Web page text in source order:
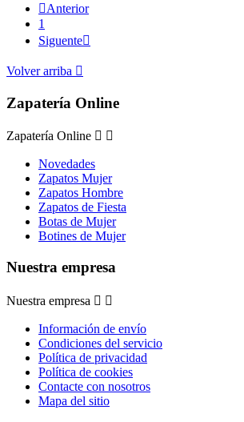
Anterior
1
Siguente
Volver arriba 
Zapatería Online
Zapatería Online  
Novedades
Zapatos Mujer
Zapatos Hombre
Zapatos de Fiesta
Botas de Mujer
Botines de Mujer
Nuestra empresa
Nuestra empresa  
Información de envío
Condiciones del servicio
Política de privacidad
Política de cookies
Contacte con nosotros
Mapa del sitio